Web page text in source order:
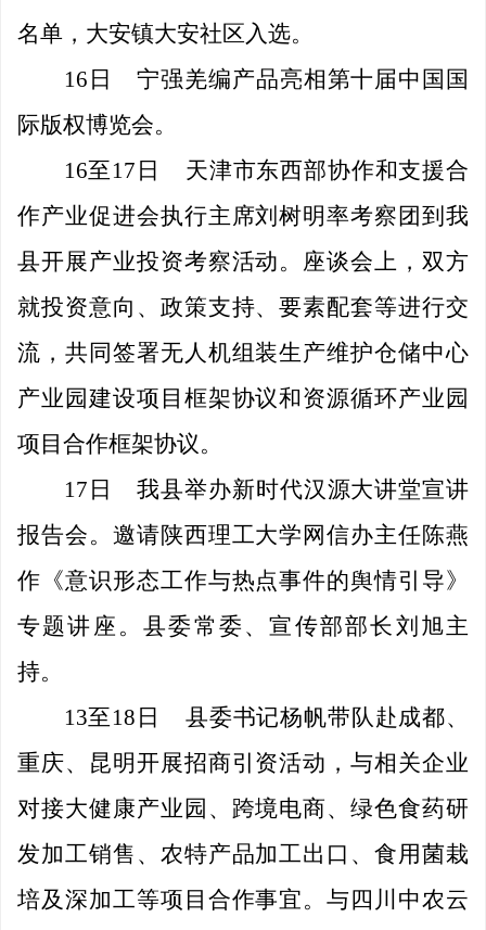
名单，大安镇大安社区入选。
16日
宁强羌编产品亮相第十届中国国
际版权博览会。
16至17日
天津市东西部协作和支援合
作产业促进会执行主席刘树明率考察团到我
县开展产业投资考察活动。 座谈会上，双方
就投资意向、政策支持、要素配套等进行交
流，共同签署无人机组装生产维护仓储中心
产业园建设项目框架协议和资源循环产业园
项目合作框架协议。
17日
我县举办新时代汉源大讲堂宣讲
报告会。邀请陕西理工大学网信办主任陈燕
作《意识形态工作与热点事件的舆情引导》
专题讲座。县委常委、宣传部部长刘旭主
持。
13至18日
县委书记杨帆带队赴成都、
重庆、昆明开展招商引资活动，与相关企业
对接大健康产业园、跨境电商、绿色食药研
发加工销售、农特产品加工出口、食用菌栽
培及深加工等项目合作事宜。与四川中农云